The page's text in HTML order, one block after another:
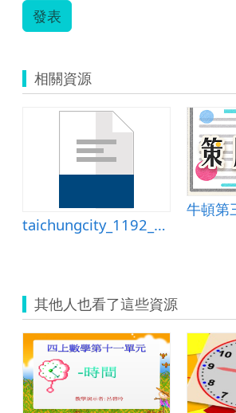
發表
相關資源
taichungcity_1192_資訊種子語文科教學設計by康軒版六上第十課陳思三帖.doc
其他人也看了這些資源